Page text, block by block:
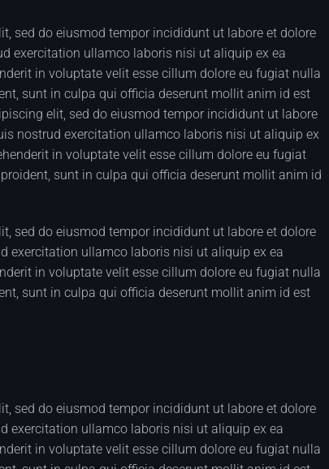
sed do eiusmod tempor incididunt ut labore et dolore
exercitation ullamco laboris nisi ut aliquip ex ea
in voluptate velit esse cillum dolore eu fugiat nulla
sunt in culpa qui officia deserunt mollit anim id est
elit, sed do eiusmod tempor incididunt ut labore
nostrud exercitation ullamco laboris nisi ut aliquip ex
in voluptate velit esse cillum dolore eu fugiat
sunt in culpa qui officia deserunt mollit anim id
sed do eiusmod tempor incididunt ut labore et dolore
exercitation ullamco laboris nisi ut aliquip ex ea
in voluptate velit esse cillum dolore eu fugiat nulla
sunt in culpa qui officia deserunt mollit anim id est
sed do eiusmod tempor incididunt ut labore et dolore
exercitation ullamco laboris nisi ut aliquip ex ea
in voluptate velit esse cillum dolore eu fugiat nulla